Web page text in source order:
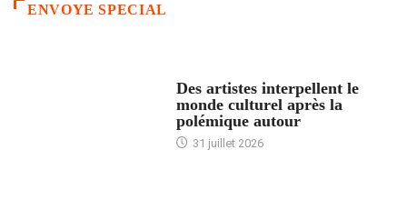
ENVOYE SPECIAL
Des artistes interpellent le
monde culturel après la
polémique autour
31 juillet 2026